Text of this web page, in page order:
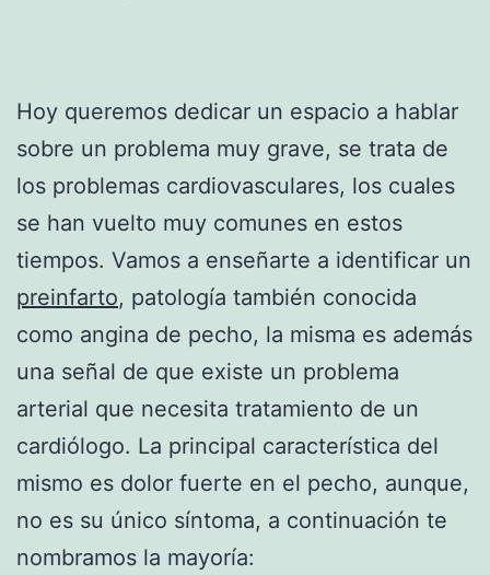
Hoy queremos dedicar un espacio a hablar
sobre un problema muy grave, se trata de
los problemas cardiovasculares, los cuales
se han vuelto muy comunes en estos
tiempos. Vamos a enseñarte a identificar un
preinfarto, patología también conocida
como angina de pecho, la misma es además
una señal de que existe un problema
arterial que necesita tratamiento de un
cardiólogo. La principal característica del
mismo es dolor fuerte en el pecho, aunque,
no es su único síntoma, a continuación te
nombramos la mayoría: